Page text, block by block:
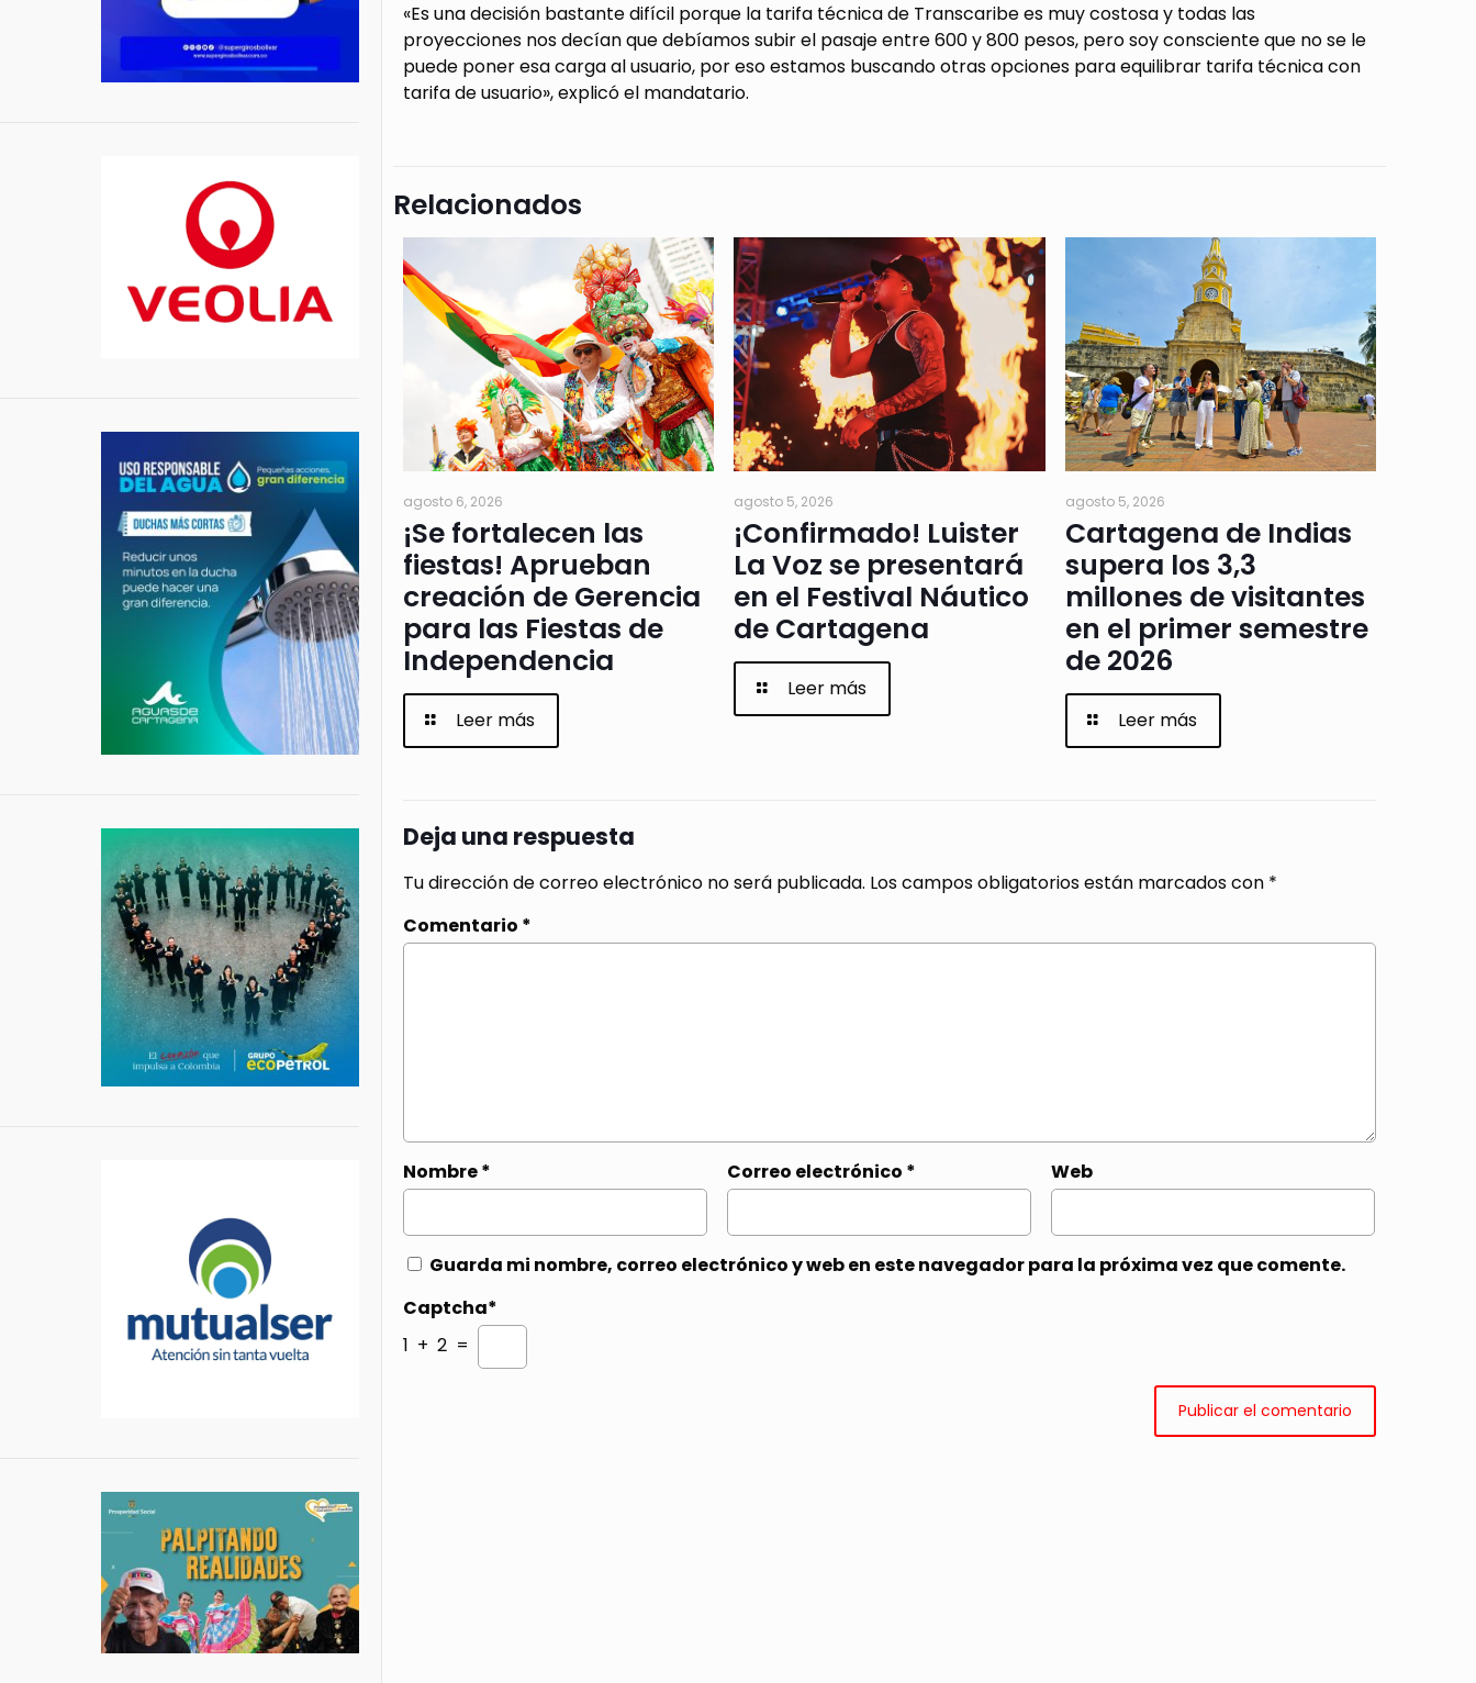
«Es una decisión bastante difícil porque la tarifa técnica de Transcaribe es muy costosa y todas las
proyecciones nos decían que debíamos subir el pasaje entre 600 y 800 pesos, pero soy consciente que no se le
puede poner esa carga al usuario, por eso estamos buscando otras opciones para equilibrar tarifa técnica con
tarifa de usuario», explicó el mandatario.
Relacionados
agosto 6, 2026
¡Se fortalecen las
fiestas! Aprueban
creación de Gerencia
para las Fiestas de
Independencia
Leer más
agosto 5, 2026
¡Confirmado! Luister
La Voz se presentará
en el Festival Náutico
de Cartagena
Leer más
agosto 5, 2026
Cartagena de Indias
supera los 3,3
millones de visitantes
en el primer semestre
de 2026
Leer más
Deja una respuesta
Tu dirección de correo electrónico no será publicada. Los campos obligatorios están marcados con *
Comentario *
Nombre* Correo electrónico * Web
Guarda mi nombre, correo electrónico y web en este navegador para la próxima vez que comente.
Captcha*
1 + 2 =